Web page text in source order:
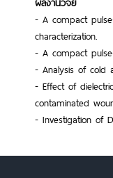
- A compact
characterization.
- A compact
- Analysis of cold
- Effect of
contaminated
- Investigation of